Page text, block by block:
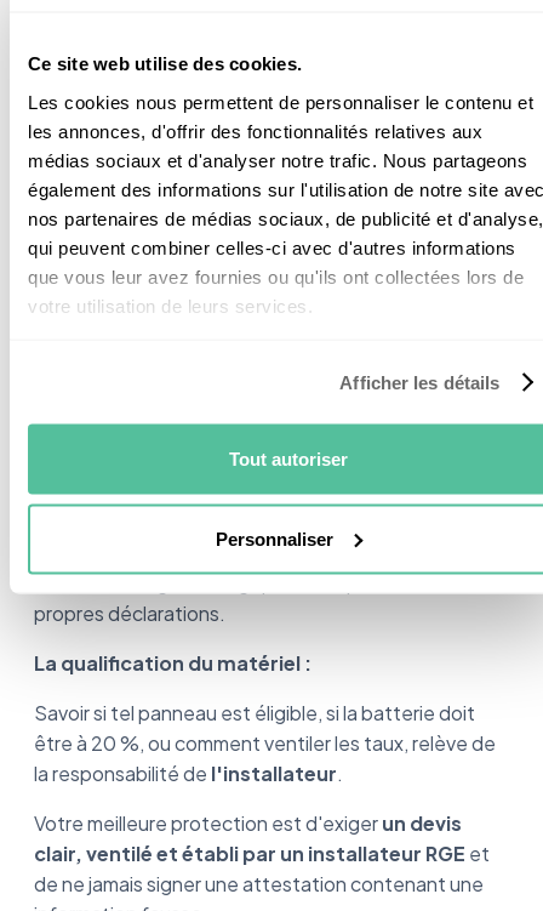
Ce site web utilise des cookies.
Les cookies nous permettent de personnaliser le contenu et
les annonces, d'offrir des fonctionnalités relatives aux
médias sociaux et d'analyser notre trafic. Nous partageons
également des informations sur l'utilisation de notre site
nos partenaires de médias sociaux, de publicité et d'analyse,
qui peuvent combiner celles-ci avec d'autres informations
que vous leur avez fournies ou qu'ils ont collectées lors de
votre utilisation de leurs services.
Afficher les détails
Tout autoriser
Personnaliser
Si le taux est faux, qui paie ?
La vraie règle de
responsabilité
Il faut distinguerdeux choses :
Ce que vous déclarez vous-même :
un logement, son ancienneté, son usage).
directement sur le document, sans CERFA.
être tenu solidairement au paiement du complément
de taxe. La règle est logique : on répond de ses
propres déclarations.
La qualification du matériel :
Savoir si tel panneau est éligible, si la batterie doit
être à 20 %, ou comment ventiler les taux, relève de
la responsabilité de l'installateur.
Votre meilleure protection est d'exigerun devis
clair, ventilé et établi par un installateur RGE et
de ne jamais signer une attestation contenant une